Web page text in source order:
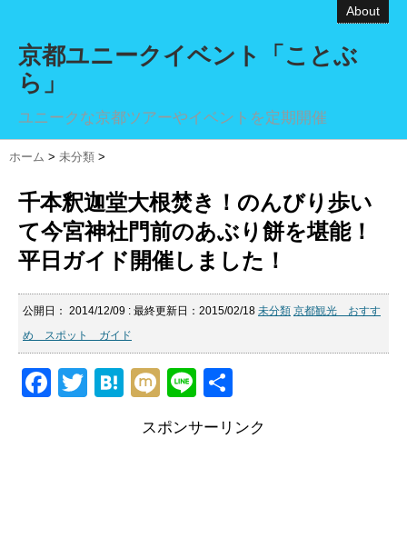
About
京都ユニークイベント「ことぶ
ら」
ユニークな京都ツアーやイベントを定期開催
ホーム > 未分類 >
千本釈迦堂大根焚き！のんびり歩い
て今宮神社門前のあぶり餅を堪能！
平日ガイド開催しました！
公開日： 2014/12/09 : 最終更新日：2015/02/18 未分類 京都観光 おすす
め スポット ガイド
F
T
H
M
ixi
Li
e
スポンサーリンク